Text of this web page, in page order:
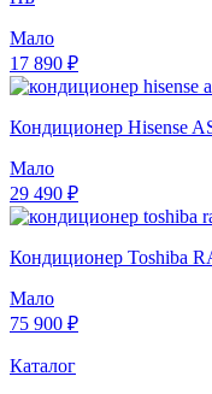
Мало
17 890 ₽
Кондиционер Hisense
Мало
29 490 ₽
Кондиционер Toshiba
Мало
75 900 ₽
Каталог